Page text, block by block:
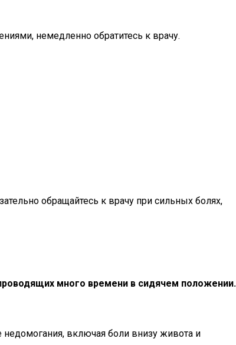
немедленно обратитесь к врачу.
обращайтесь к врачу при сильных болях,
много времени в сидячем положении.
включая боли внизу живота и